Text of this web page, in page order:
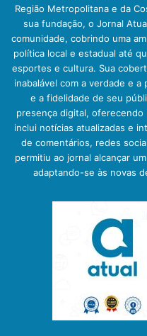
Região Metropolitana e da
sua fundação, o Jornal
comunidade, cobrindo uma
política local e estadual até
esportes e cultura. Sua
inabalável com a verdade e
e a fidelidade de seu
presença digital,
inclui notícias atualizadas e
de comentários, redes
permitiu ao jornal alcançar
adaptando-se às novas